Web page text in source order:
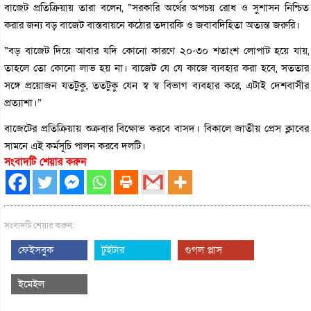
বাজেট প্রতিক্রিয়ায় তারা বলেন, “সরকারি অর্থের অপচয় রোধ ও সুশাসন নিশ্চিত
করার জন্য বড় বাজেট বাস্তবায়নে কঠোর তদারকি ও জবাবদিহিতা অত্যন্ত জরুরি।
“বড় বাজেট দিয়ে আবার যদি কোনো কারণে ২০-৩০ শতাংশ লোপাট হয়ে যায়,
তাহলে তো কোনো লাভ হয় না। বাজেট যে যে কাজে ব্যবহার করা হবে, সততার
সঙ্গে প্রয়োজন যতটুকু, ততটুকু যেন স্ব স্ব বিভাগ ব্যবহার করে, এটাই দেশবাসীর
প্রত্যাশা।”
বাজেটের প্রতিক্রিয়ায় শুক্রবার বিক্ষোভ করবে বাসদ। বিকালে জাতীয় প্রেস ক্লাবের
সামনে এই কর্মসূচি পালন করবে দলটি।
সংবাদটি শেয়ার করুন
সংবাদটি শেয়ার করুন:
ফেইসবুক টুইটার গুগল প্লাস
ইমেইল